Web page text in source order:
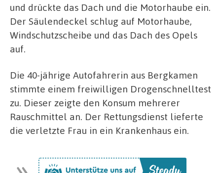
und drückte das Dach und die Motorhaube ein.
Der Säulendeckel schlug auf Motorhaube,
Windschutzscheibe und das Dach des Opels
auf.
Die 40-jährige Autofahrerin aus Bergkamen
stimmte einem freiwilligen Drogenschnelltest
zu. Dieser zeigte den Konsum mehrerer
Rauschmittel an. Der Rettungsdienst lieferte
die verletzte Frau in ein Krankenhaus ein.